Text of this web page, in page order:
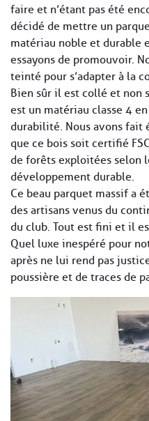
faire et n’étant pas été
décidé de mettre un
matériau noble et durable
essayons de promouvoir.
teinté pour s’adapter à la
Bien sûr il est collé et non
est un matériau classe 4
durabilité. Nous avons fait
que ce bois soit certifié
de forêts exploitées selon
développement durable.
Ce beau parquet massif a
des artisans venus du
du club. Tout est fini et il
Quel luxe inespéré pour
après ne lui rend pas
poussière et de traces de